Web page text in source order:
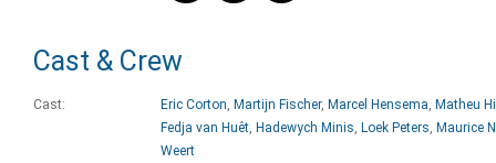
Cast & Crew
Cast: Eric Corton, Martijn Fischer, Marcel Hensema, Matheu
Fedja van Huêt, Hadewych Minis, Loek Peters, Maurice
Weert